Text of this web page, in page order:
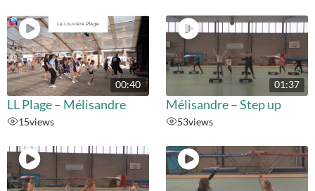
00:40
LL Plage – Mélisandre
15views
01:37
Mélisandre – Step up
53views